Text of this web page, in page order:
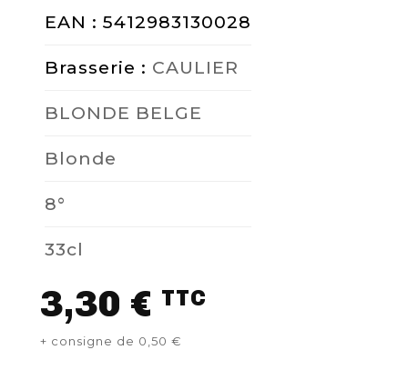
EAN : 5412983130028
Brasserie : CAULIER
BLONDE BELGE
Blonde
8°
33cl
3,30 € TTC
+ consigne de 0,50 €